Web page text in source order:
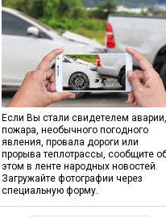
Если Вы стали свидетелем аварии,
пожара, необычного погодного
явления, провала дороги или
прорыва теплотрассы, сообщите
этом в ленте народных новостей.
Загружайте фотографии через
специальную форму.